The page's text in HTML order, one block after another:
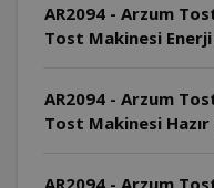
AR2094 - Arzum
Tost Makinesi Enerji
AR2094 - Arzum
Tost Makinesi Hazır
AR2094 - Arzum